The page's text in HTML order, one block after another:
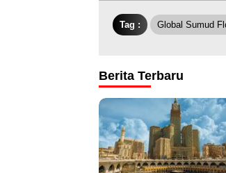
Tag : Global Sumud
Berita Terbaru